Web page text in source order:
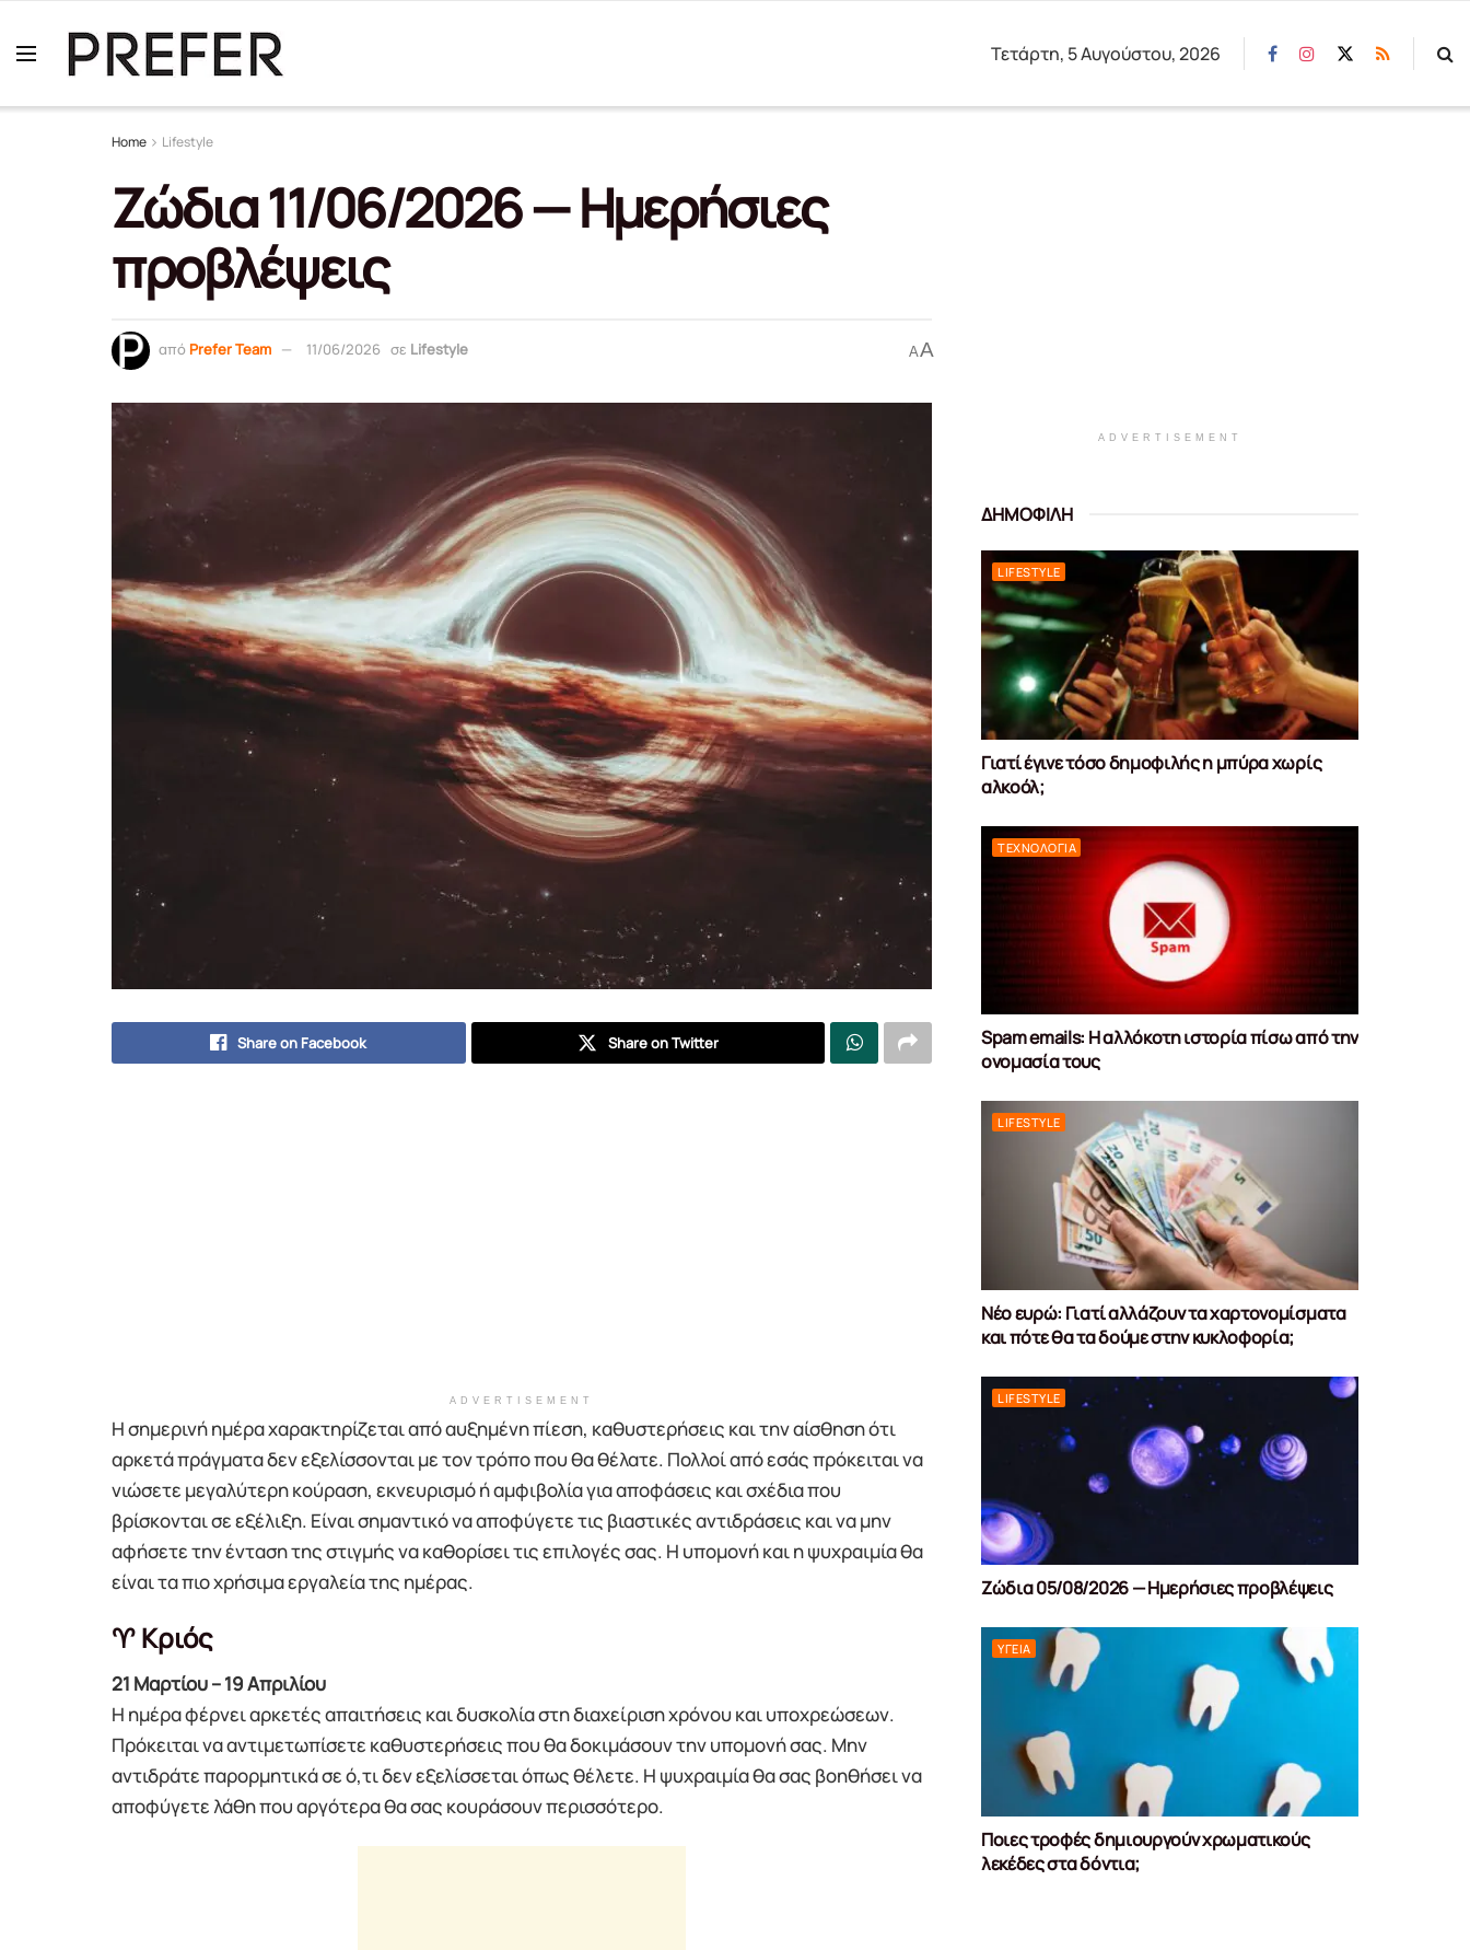
Τετάρτη, 5 Αυγούστου, 2026
Home Lifestyle
Ζώδια 11/06/2026 — Ημερήσιες
προβλέψεις
απόPrefer Team 11/06/2026 σε Lifestyle AA
Share on Facebook Share on Twitter
ADVERTISEMENT
Η σημερινή ημέρα χαρακτηρίζεται από αυξημένη πίεση, καθυστερήσεις και την αίσθηση ότι
αρκετά πράγματα δεν εξελίσσονται με τον τρόπο που θα θέλατε. Πολλοί από εσάς πρόκειται να
νιώσετε μεγαλύτερη κούραση, εκνευρισμό ή αμφιβολία για αποφάσεις και σχέδια που
βρίσκονται σε εξέλιξη. Είναι σημαντικό να αποφύγετε τις βιαστικές αντιδράσεις και να μην
αφήσετε την ένταση της στιγμής να καθορίσει τις επιλογές σας. Η υπομονή και η ψυχραιμία θα
είναι τα πιο χρήσιμα εργαλεία της ημέρας.
♈ Κριός
21 Μαρτίου – 19 Απριλίου
Η ημέρα φέρνει αρκετές απαιτήσεις και δυσκολία στη διαχείριση χρόνου και υποχρεώσεων.
Πρόκειται να αντιμετωπίσετε καθυστερήσεις που θα δοκιμάσουν την υπομονή σας. Μην
αντιδράτε παρορμητικά σε ό,τι δεν εξελίσσεται όπως θέλετε. Η ψυχραιμία θα σας βοηθήσει να
αποφύγετε λάθη που αργότερα θα σας κουράσουν περισσότερο.
ADVERTISEMENT
ΔΗΜΟΦΙΛΗ
LIFESTYLE
Γιατί έγινε τόσο δημοφιλής η μπύρα χωρίς
αλκοόλ;
ΤΕΧΝΟΛΟΓΊΑ
Spam emails: Η αλλόκοτη ιστορία πίσω από την
ονομασία τους
LIFESTYLE
Νέο ευρώ: Γιατί αλλάζουν τα χαρτονομίσματα
και πότε θα τα δούμε στην κυκλοφορία;
LIFESTYLE
Ζώδια 05/08/2026 — Ημερήσιες προβλέψεις
ΥΓΕΊΑ
Ποιες τροφές δημιουργούν χρωματικούς
λεκέδες στα δόντια;